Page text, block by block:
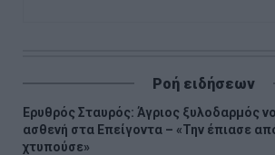
Ροή ειδήσεων
Ερυθρός Σταυρός: Άγριος ξυλοδαρμός
ασθενή στα Επείγοντα – «Την έπιασε
χτυπούσε»